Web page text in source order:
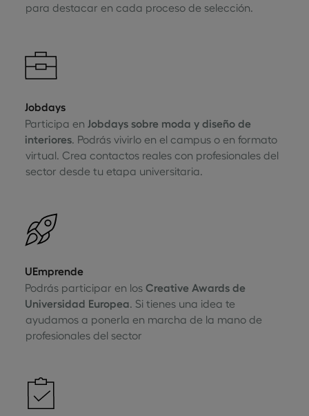
para destacar en cada proceso de selección.
Jobdays
Participa enJobdays sobre moda y diseño de
interiores. Podrás vivirlo en el campus o en formato
virtual. Crea contactos reales con profesionales del
sector desde tu etapa universitaria.
UEmprende
Podrás participar en losCreative Awards de
Universidad Europea. Si tienes una idea te
ayudamos a ponerla en marcha de la mano de
profesionales del sector